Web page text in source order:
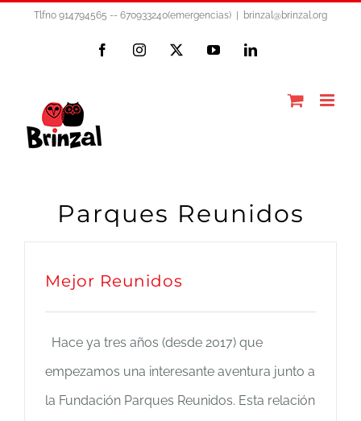
Tlfno 914794565 -- 670933240(emergencias) brinzal@brinzal.org
FacebookInstagram YouTubeLinkedIn
Parques Reunidos
Mejor Reunidos
Hace ya tres años (desde 2017) que
empezamos una interesante aventura junto a
la Fundación Parques Reunidos. Esta relación